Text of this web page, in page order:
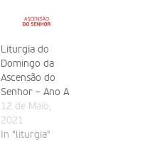
Liturgia do
Domingo da
Ascensão do
Senhor – Ano A
12 de Maio,
2021
In "liturgia"